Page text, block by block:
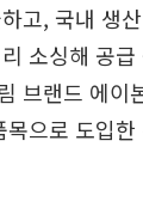
고, 국내 생
소싱해 공
브랜드 에
으로 도입